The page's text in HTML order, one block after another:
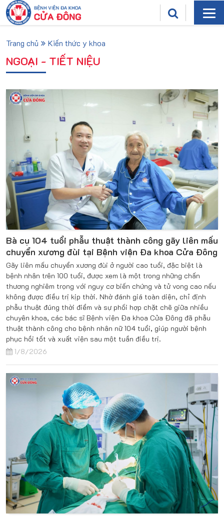
Trang chủ Kiến thức y khoa
NGOẠI - TIẾT NIỆU
Bà cụ 104 tuổi phẫu thuật thành công gãy liên mấu
chuyển xương đùi tại Bệnh viện Đa khoa Cửa Đông
Gãy liên mấu chuyển xương đùi ở người cao tuổi, đặc biệt là
bệnh nhân trên 100 tuổi, được xem là một trong những chấn
thương nghiêm trọng với nguy cơ biến chứng và tử vong cao nếu
không được điều trị kịp thời. Nhờ đánh giá toàn diện, chỉ định
phẫu thuật đúng thời điểm và sự phối hợp chặt chẽ giữa nhiều
chuyên khoa, các bác sĩ Bệnh viện Đa khoa Cửa Đông đã phẫu
thuật thành công cho bệnh nhân nữ 104 tuổi, giúp người bệnh
phục hồi tốt và xuất viện sau một tuần điều trị.
1/8/2026